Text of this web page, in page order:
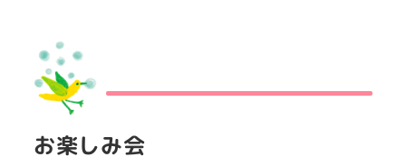
お楽しみ会